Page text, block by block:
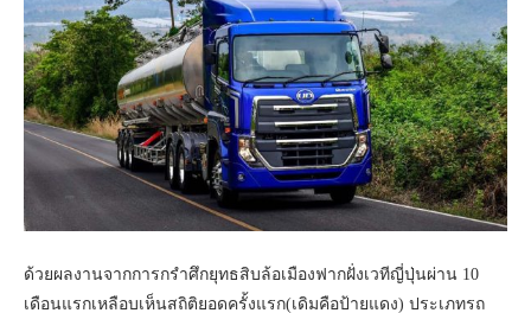
ด้วยผลงานจากการกรำศึกยุทธสิบล้อเมืองฟากฝั่งเวทีญี่ปุ่นผ่าน 10
เดือนแรกเหลือบเห็นสถิติยอดครั้งแรก(เดิมคือป้ายแดง) ประเภทรถ